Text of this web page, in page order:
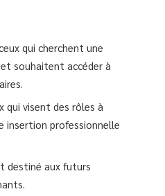
qui cherchent une
souhaitent accéder à
qui visent des rôles à
insertion professionnelle
destiné aux futurs